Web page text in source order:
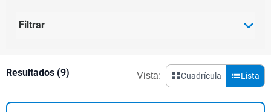
Filtrar
Resultados (9) Vista: Cuadrícula Lista